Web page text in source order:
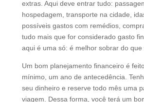
extras. Aqui deve entrar tudo:
hospedagem, transporte na cidade,
possíveis gastos com remédios,
tudo mais que for considerado gasto
aqui é uma só: é melhor sobrar do que
Um bom planejamento financeiro é
mínimo, um ano de antecedência.
seu dinheiro e reserve todo mês uma
viagem. Dessa forma, você terá um